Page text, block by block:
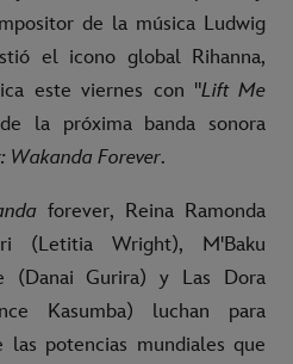
de la música Ludwig
el icono global Rihanna,
este viernes con "Lift Me
la próxima banda sonora
Wakanda Forever.
forever, Reina Ramonda
(Letitia Wright), M'Baku
(Danai Gurira) y Las Dora
Kasumba) luchan para
potencias mundiales que